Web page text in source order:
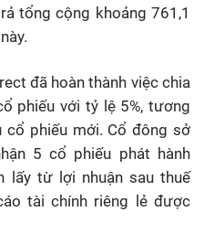
tổng cộng khoảng 761,1
đã hoàn thành việc chia
phiếu với tỷ lệ 5%, tương
cổ phiếu mới. Cổ đông sở
5 cổ phiếu phát hành
lấy từ lợi nhuận sau thuế
tài chính riêng lẻ được